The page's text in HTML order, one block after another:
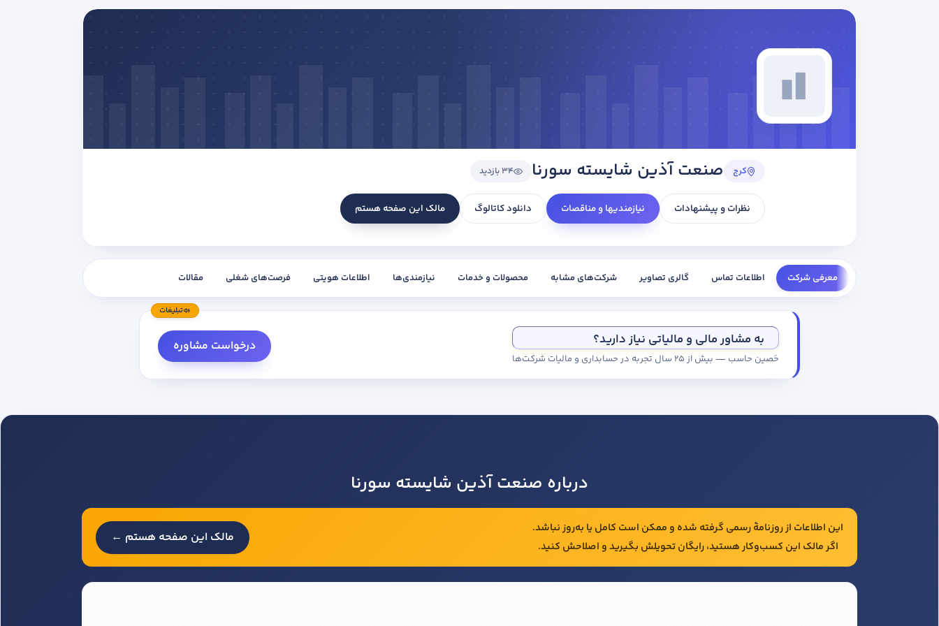
کرج صنعت آذین شایسته سورنا 34 بازدید
نظرات و پیشنهادات نیازمندیها و مناقصات دانلود کاتالوگ مالک این صفحه هستم
معرفی شرکت اطلاعات تماس گالری تصاویر شرکت‌های مشابه محصولات و خدمات نیازمندی‌ها اطلاعات هویتی فرصت‌های شغلی مقالات
تبلیغات
به مشاور مالی و مالیاتی نیاز دارید؟
حَصین حاسب — بیش از ۲۵ سال تجربه در حسابداری و مالیات شرکت‌ها
درخواست مشاوره
درباره صنعت آذین شایسته سورنا
این اطلاعات از روزنامهٔ رسمی گرفته شده و ممکن است کامل یا به‌روز نباشد.
اگر مالک این کسب‌وکار هستید، رایگان تحویلش بگیرید و اصلاحش کنید.
مالک این صفحه هستم ←